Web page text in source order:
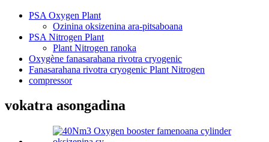
PSA Oxygen Plant
Ozinina oksizenina ara-pitsaboana
PSA Nitrogen Plant
Plant Nitrogen ranoka
Oxygène fanasarahana rivotra cryogenic
Fanasarahana rivotra cryogenic Plant Nitrogen
compressor
vokatra asongadina